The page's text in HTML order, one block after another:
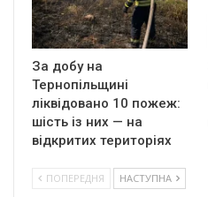
За добу на
Тернопільщині
ліквідовано 10 пожеж:
шість із них — на
відкритих територіях
ПОПЕРЕДНЯ НАСТУПНА